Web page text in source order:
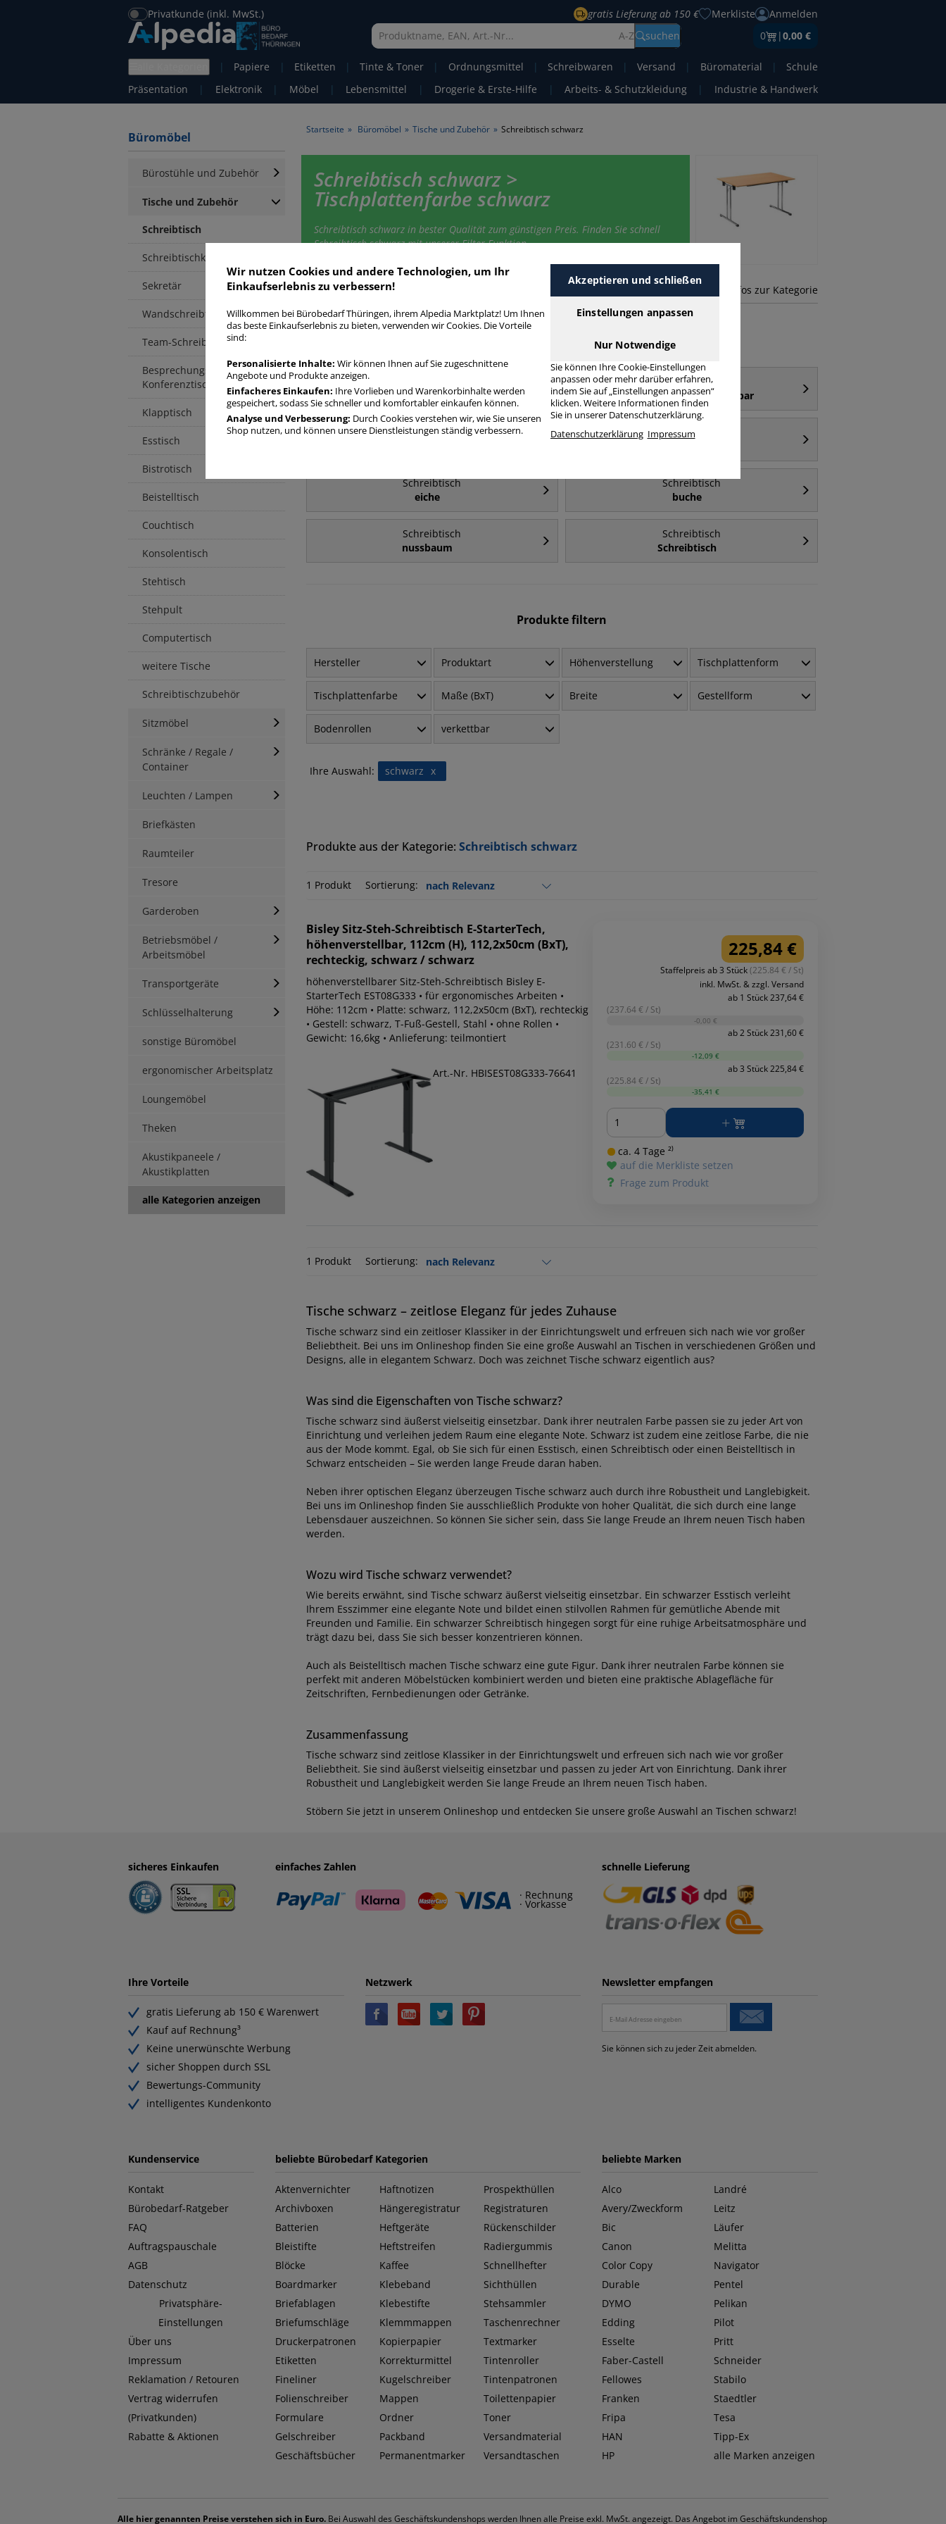
Privatkunde (inkl. MwSt.) gratis Lieferung ab 150 € Merkliste
Anmelden
A-Z
suchen 0 |0,00 €
| Papiere | Etiketten | Tinte & Toner | Ordnungsmittel | Schreibwaren | Versand | Büromaterial |
Schule
Präsentation
| Elektronik | Möbel | Lebensmittel | Drogerie & Erste-Hilfe | Arbeits- & Schutzkleidung | Industrie & Handwerk
Büromöbel
Bürostühle und Zubehör
Tische und Zubehör
Schreibtisch
Schreibtischkombination
Sekretär
Wandschreibtisch
Team-Schreibtisch
Besprechungstisch /
Konferenztisch
Klapptisch
Esstisch
Bistrotisch
Beistelltisch
Couchtisch
Konsolentisch
Stehtisch
Stehpult
Computertisch
weitere Tische
Schreibtischzubehör
Sitzmöbel
Schränke / Regale /
Container
Leuchten / Lampen
Briefkästen
Raumteiler
Tresore
Garderoben
Betriebsmöbel /
Arbeitsmöbel
Transportgeräte
Schlüsselhalterung
sonstige Büromöbel
ergonomischer Arbeitsplatz
Loungemöbel
Theken
Akustikpaneele /
Akustikplatten
alle Kategorien anzeigen
Startseite » Büromöbel » Tische und Zubehör » Schreibtisch schwarz
Schreibtisch schwarz >
Tischplattenfarbe schwarz
Schreibtisch schwarz in bester Qualität zum günstigen Preis. Finden Sie schnell
Schreibtisch schwarz mit unserer Filter-Funktion.
Schreibtisch schwarz mehr Infos zur Kategorie
Häufig gesucht
180cm
Schreibtisch
elektrisch höhenverstellbar
Schreibtisch
Schreibtisch
Schreibtisch
eiche
Schreibtisch
buche
Schreibtisch
nussbaum
Schreibtisch
Schreibtisch
Produkte filtern
Hersteller Produktart Höhenverstellung Tischplattenform
Tischplattenfarbe Maße (BxT) Breite Gestellform
Bodenrollen verkettbar
Ihre Auswahl: x
schwarz
Produkte aus der Kategorie: Schreibtisch schwarz
1 Produkt Sortierung:
Bisley Sitz-Steh-Schreibtisch E-StarterTech,
höhenverstellbar, 112cm (H), 112,2x50cm (BxT),
rechteckig, schwarz / schwarz
höhenverstellbarer Sitz-Steh-Schreibtisch Bisley E-
StarterTech EST08G333 • für ergonomisches Arbeiten •
Höhe: 112cm • Platte: schwarz, 112,2x50cm (BxT), rechteckig
• Gestell: schwarz, T-Fuß-Gestell, Stahl • ohne Rollen •
Gewicht: 16,6kg • Anlieferung: teilmontiert
Art.-Nr. HBISEST08G333-76641
225,84 €
Staffelpreis ab 3 Stück(225.84 € / St)
inkl. MwSt. & zzgl. Versand
ab 1 Stück 237,64 €
(237.64 € / St)
-0,00 €
ab 2 Stück 231,60 €
(231.60 € / St)
-12,09 €
ab 3 Stück 225,84 €
(225.84 € / St)
-35,41 €
Menge
ca. 4 Tage ²⁾
auf die Merkliste setzen
Frage zum Produkt
1 Produkt Sortierung:
Tische schwarz – zeitlose Eleganz für jedes Zuhause
Tische schwarz sind ein zeitloser Klassiker in der Einrichtungswelt und erfreuen sich nach wie vor großer
Beliebtheit. Bei uns im Onlineshop finden Sie eine große Auswahl an Tischen in verschiedenen Größen und
Designs, alle in elegantem Schwarz. Doch was zeichnet Tische schwarz eigentlich aus?
Was sind die Eigenschaften von Tische schwarz?
Tische schwarz sind äußerst vielseitig einsetzbar. Dank ihrer neutralen Farbe passen sie zu jeder Art von
Einrichtung und verleihen jedem Raum eine elegante Note. Schwarz ist zudem eine zeitlose Farbe, die nie
aus der Mode kommt. Egal, ob Sie sich für einen Esstisch, einen Schreibtisch oder einen Beistelltisch in
Schwarz entscheiden – Sie werden lange Freude daran haben.
Neben ihrer optischen Eleganz überzeugen Tische schwarz auch durch ihre Robustheit und Langlebigkeit.
Bei uns im Onlineshop finden Sie ausschließlich Produkte von hoher Qualität, die sich durch eine lange
Lebensdauer auszeichnen. So können Sie sicher sein, dass Sie lange Freude an Ihrem neuen Tisch haben
werden.
Wozu wird Tische schwarz verwendet?
Wie bereits erwähnt, sind Tische schwarz äußerst vielseitig einsetzbar. Ein schwarzer Esstisch verleiht
Ihrem Esszimmer eine elegante Note und bildet einen stilvollen Rahmen für gemütliche Abende mit
Freunden und Familie. Ein schwarzer Schreibtisch hingegen sorgt für eine ruhige Arbeitsatmosphäre und
trägt dazu bei, dass Sie sich besser konzentrieren können.
Auch als Beistelltisch machen Tische schwarz eine gute Figur. Dank ihrer neutralen Farbe können sie
perfekt mit anderen Möbelstücken kombiniert werden und bieten eine praktische Ablagefläche für
Zeitschriften, Fernbedienungen oder Getränke.
Zusammenfassung
Tische schwarz sind zeitlose Klassiker in der Einrichtungswelt und erfreuen sich nach wie vor großer
Beliebtheit. Sie sind äußerst vielseitig einsetzbar und passen zu jeder Art von Einrichtung. Dank ihrer
Robustheit und Langlebigkeit werden Sie lange Freude an Ihrem neuen Tisch haben.
Stöbern Sie jetzt in unserem Onlineshop und entdecken Sie unsere große Auswahl an Tischen schwarz!
Wir nutzen Cookies und andere Technologien, um Ihr
Einkaufserlebnis zu verbessern!
Willkommen bei Bürobedarf Thüringen, ihrem Alpedia Marktplatz! Um Ihnen
das beste Einkaufserlebnis zu bieten, verwenden wir Cookies. Die Vorteile
sind:
Personalisierte Inhalte: Wir können Ihnen auf Sie zugeschnittene
Angebote und Produkte anzeigen.
Einfacheres Einkaufen: Ihre Vorlieben und Warenkorbinhalte werden
gespeichert, sodass Sie schneller und komfortabler einkaufen können.
Analyse und Verbesserung: Durch Cookies verstehen wir, wie Sie unseren
Shop nutzen, und können unsere Dienstleistungen ständig verbessern.
Akzeptieren und schließen
Einstellungen anpassen
Nur Notwendige
Sie können Ihre Cookie-Einstellungen
anpassen oder mehr darüber erfahren,
indem Sie auf „Einstellungen anpassen“
klicken. Weitere Informationen finden
Sie in unserer Datenschutzerklärung.
Datenschutzerklärung Impressum
sicheres Einkaufen einfaches Zahlen
· Rechnung
· Vorkasse
schnelle Lieferung
Ihre Vorteile
gratis Lieferung ab 150 € Warenwert
Kauf auf Rechnung³
Keine unerwünschte Werbung
sicher Shoppen durch SSL
Bewertungs-Community
intelligentes Kundenkonto
Netzwerk Newsletter empfangen
Sie können sich zu jeder Zeit abmelden.
Kundenservice
Kontakt
Bürobedarf-Ratgeber
FAQ
Auftragspauschale
AGB
Datenschutz
Privatsphäre-
Einstellungen
Über uns
Impressum
Reklamation / Retouren
Vertrag widerrufen
(Privatkunden)
Rabatte & Aktionen
beliebte Bürobedarf Kategorien
Aktenvernichter
Archivboxen
Batterien
Bleistifte
Blöcke
Boardmarker
Briefablagen
Briefumschläge
Druckerpatronen
Etiketten
Fineliner
Folienschreiber
Formulare
Gelschreiber
Geschäftsbücher
Haftnotizen
Hängeregistratur
Heftgeräte
Heftstreifen
Kaffee
Klebeband
Klebestifte
Klemmmappen
Kopierpapier
Korrekturmittel
Kugelschreiber
Mappen
Ordner
Packband
Permanentmarker
Prospekthüllen
Registraturen
Rückenschilder
Radiergummis
Schnellhefter
Sichthüllen
Stehsammler
Taschenrechner
Textmarker
Tintenroller
Tintenpatronen
Toilettenpapier
Toner
Versandmaterial
Versandtaschen
beliebte Marken
Alco
Avery/Zweckform
Bic
Canon
Color Copy
Durable
DYMO
Edding
Esselte
Faber-Castell
Fellowes
Franken
Fripa
HAN
HP
Landré
Leitz
Läufer
Melitta
Navigator
Pentel
Pelikan
Pilot
Pritt
Schneider
Stabilo
Staedtler
Tesa
Tipp-Ex
alle Marken anzeigen
Alle hier genannten Preise verstehen sich in Euro. Bei Auswahl des Geschäftskundenshops werden Ihnen alle Preise exkl. MwSt. angezeigt. Das Angebot im Geschäftskundenshop